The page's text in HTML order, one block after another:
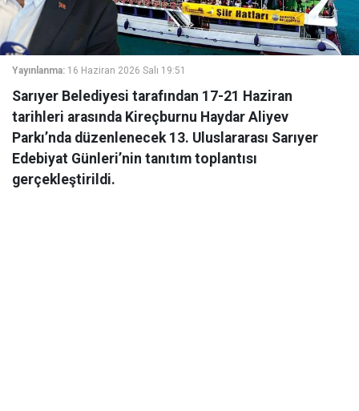
Yayınlanma: 16 Haziran 2026 Salı 19:51
Sarıyer Belediyesi tarafından 17-21 Haziran
tarihleri arasında Kireçburnu Haydar Aliyev
Parkı’nda düzenlenecek 13. Uluslararası Sarıyer
Edebiyat Günleri’nin tanıtım toplantısı
gerçekleştirildi.